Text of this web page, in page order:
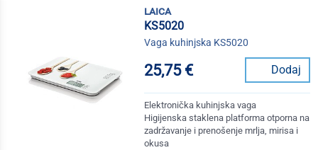
laica
KS5020
Vaga kuhinjska KS5020
25,75 € Dodaj
Elektronička kuhinjska vaga
Higijenska staklena platforma otporna na
zadržavanje i prenošenje mrlja, mirisa i
okusa